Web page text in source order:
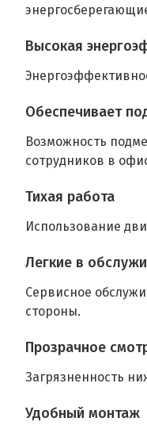
Высокая
Обеспечивает
Возможность
сотрудников в
Тихая работа
Использование
Легкие в
Сервисное
стороны.
Прозрачное
Загрязненность
Удобный монтаж